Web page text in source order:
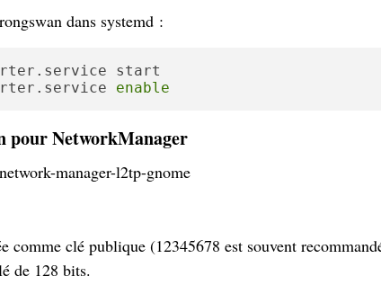
dans systemd :
enable
pour NetworkManager
manager-l2tp-gnome
comme clé publique (12345678 est souvent
de 128 bits.